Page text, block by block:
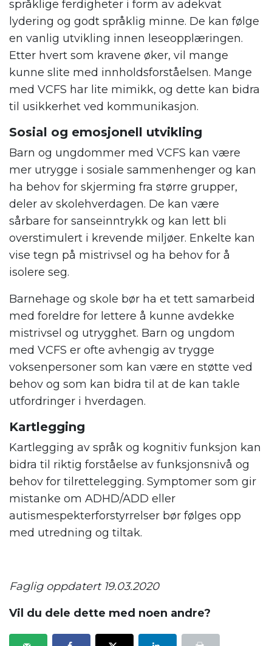
språklige ferdigheter i form av adekvat
lydering og godt språklig minne. De kan følge
en vanlig utvikling innen leseopplæringen.
Etter hvert som kravene øker, vil mange
kunne slite med innholdsforståelsen. Mange
med VCFS har lite mimikk, og dette kan bidra
til usikkerhet ved kommunikasjon.
Sosial og emosjonell utvikling
Barn og ungdommer med VCFS kan være
mer utrygge i sosiale sammenhenger og kan
ha behov for skjerming fra større grupper,
deler av skolehverdagen. De kan være
sårbare for sanseinntrykk og kan lett bli
overstimulert i krevende miljøer. Enkelte kan
vise tegn på mistrivsel og ha behov for å
isolere seg.
Barnehage og skole bør ha et tett samarbeid
med foreldre for lettere å kunne avdekke
mistrivsel og utrygghet. Barn og ungdom
med VCFS er ofte avhengig av trygge
voksenpersoner som kan være en støtte ved
behov og som kan bidra til at de kan takle
utfordringer i hverdagen.
Kartlegging
Kartlegging av språk og kognitiv funksjon kan
bidra til riktig forståelse av funksjonsnivå og
behov for tilrettelegging. Symptomer som gir
mistanke om ADHD/ADD eller
autismespekterforstyrrelser bør følges opp
med utredning og tiltak.
Faglig oppdatert 19.03.2020
Vil du dele dette med noen andre?